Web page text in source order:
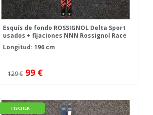
Esquís de fondo ROSSIGNOL Delta Sport
usados + fijaciones NNN Rossignol Race
Classi
Longitud: 196 cm
129 € 99 €
FISCHER